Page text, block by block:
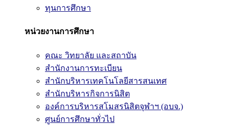
ทุนการศึกษา
หน่วยงานการศึกษา
คณะ วิทยาลัย และสถาบัน
สำนักงานการทะเบียน
สำนักบริหารเทคโนโลยีสารสนเทศ
สำนักบริหารกิจการนิสิต
องค์การบริหารสโมสรนิสิตจุฬาฯ (อบจ.)
ศูนย์การศึกษาทั่วไป